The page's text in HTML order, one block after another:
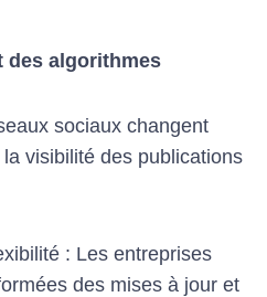
des algorithmes
sociaux changent
visibilité des publications
: Les entreprises
des mises à jour et